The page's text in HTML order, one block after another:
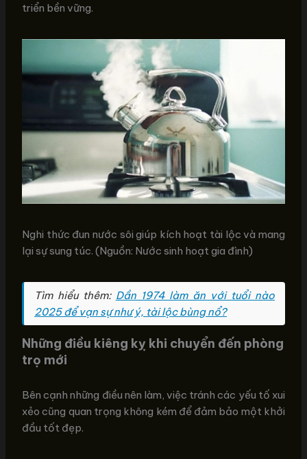
triển bền vững.
Nghi thức đun nước sôi giúp kích hoạt tài lộc và mang
lại sự sung túc. (Nguồn: Nước sinh hoạt gia đình)
Tìm hiểu thêm: Dần 1974 làm ăn với tuổi nào
2025 để vạn sự như ý, tài lộc bùng nổ?
Những điều kiêng kỵ khi chuyển đến phòng
trọ mới
Bên cạnh những điều nên làm, việc tránh các yếu tố xui
xẻo cũng quan trọng không kém để đảm bảo một khởi
đầu tốt đẹp.